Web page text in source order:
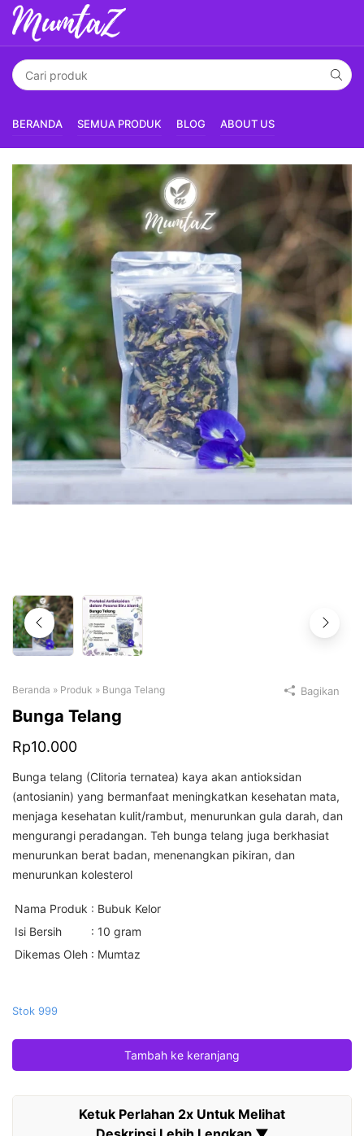
BERANDA SEMUA PRODUK BLOG ABOUT US
Beranda » Produk » Bunga Telang
Bunga Telang
Rp10.000
Bunga telang (Clitoria ternatea) kaya akan antioksidan
(antosianin) yang bermanfaat meningkatkan kesehatan mata,
menjaga kesehatan kulit/rambut, menurunkan gula darah, dan
mengurangi peradangan. Teh bunga telang juga berkhasiat
menurunkan berat badan, menenangkan pikiran, dan
menurunkan kolesterol
Nama Produk : Bubuk Kelor
Isi Bersih
: 10 gram
Dikemas Oleh : Mumtaz
Stok 999
Tambah ke keranjang
Bagikan